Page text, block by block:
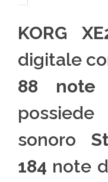
KORG
digitale
88 note
sonoro
184 note